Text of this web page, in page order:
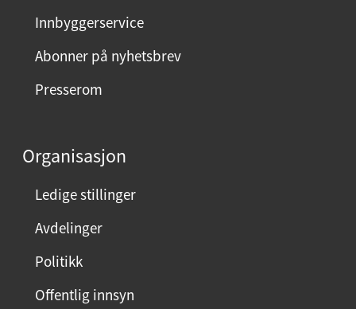
Innbyggerservice
Abonner på nyhetsbrev
Presserom
Organisasjon
Ledige stillinger
Avdelinger
Politikk
Offentlig innsyn